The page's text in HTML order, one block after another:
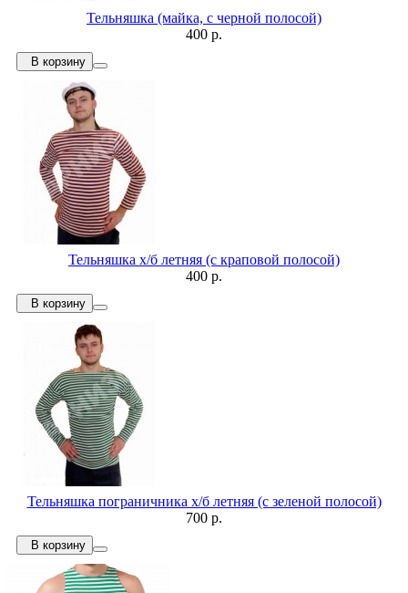
Тельняшка (майка, с черной полосой)
400 р.
В корзину
Тельняшка х/б летняя (с краповой полосой)
400 р.
В корзину
Тельняшка пограничника х/б летняя (с зеленой полосой)
700 р.
В корзину